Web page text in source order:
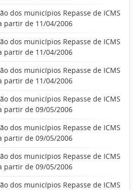
dos municípios Repasse de ICMS
partir de 11/04/2006
dos municípios Repasse de ICMS
partir de 11/04/2006
dos municípios Repasse de ICMS
partir de 11/04/2006
dos municípios Repasse de ICMS
partir de 09/05/2006
dos municípios Repasse de ICMS
partir de 09/05/2006
dos municípios Repasse de ICMS
partir de 09/05/2006
dos municípios Repasse de ICMS